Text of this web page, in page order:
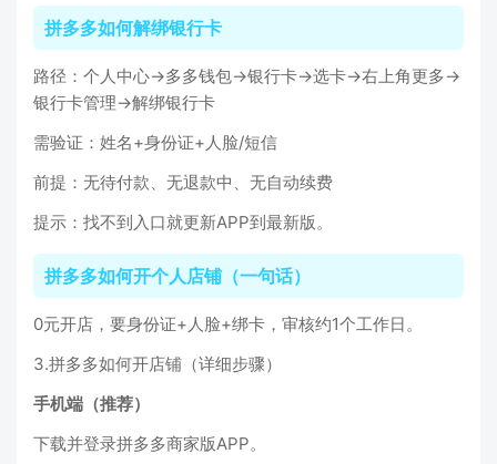
拼多多如何解绑银行卡
路径：个人中心→多多钱包→银行卡→选卡→右上角更多→
银行卡管理→解绑银行卡
需验证：姓名+身份证+人脸/短信
前提：无待付款、无退款中、无自动续费
提示：找不到入口就更新APP到最新版。
拼多多如何开个人店铺（一句话）
0元开店，要身份证+人脸+绑卡，审核约1个工作日。
3.拼多多如何开店铺（详细步骤）
手机端（推荐）
下载并登录拼多多商家版APP。